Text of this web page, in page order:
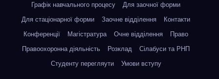
Графік навчального процесу
Для заочної форми
Для стаціонарної форми
Заочне відділення
Контакти
Конференції
Магістратура Очне відділення
Право
Правоохоронна діяльність
Розклад
Сілабуси та РНП
Студенту перегляути
Умови вступу